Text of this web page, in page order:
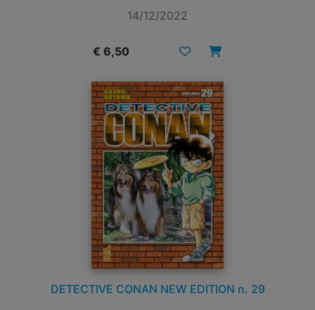
14/12/2022
€ 6,50
DETECTIVE CONAN NEW EDITION n. 29